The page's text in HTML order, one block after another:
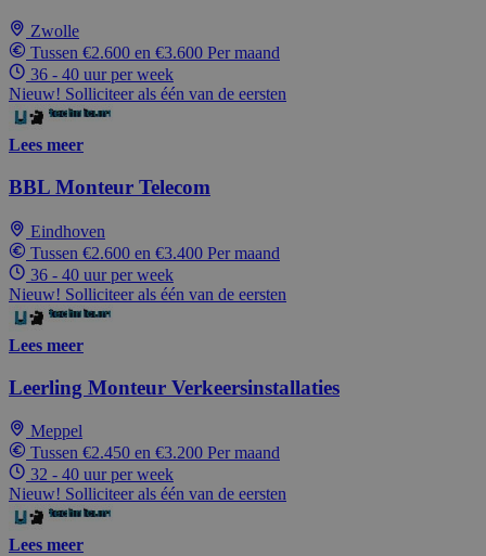
Zwolle
Tussen €2.600 en €3.600 Per maand
36 - 40 uur per week
Nieuw! Solliciteer als één van de eersten
Lees meer
BBL Monteur Telecom
Eindhoven
Tussen €2.600 en €3.400 Per maand
36 - 40 uur per week
Nieuw! Solliciteer als één van de eersten
Lees meer
Leerling Monteur Verkeersinstallaties
Meppel
Tussen €2.450 en €3.200 Per maand
32 - 40 uur per week
Nieuw! Solliciteer als één van de eersten
Lees meer